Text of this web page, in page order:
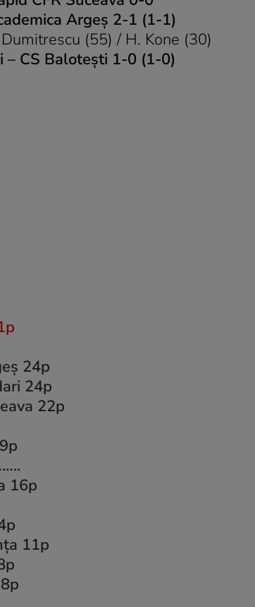
Argeş 2-1 (1-1)
(55) / H. Kone (30)
– CS Baloteşti 1-0 (1-0)
24p
24p
22p
16p
11p